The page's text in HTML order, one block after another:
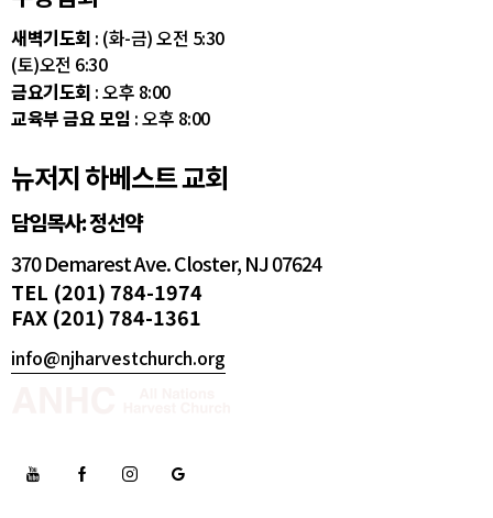
새벽기도회 : (화-금) 오전 5:30
(토)오전 6:30
금요기도회 : 오후 8:00
교육부 금요 모임 : 오후 8:00
뉴저지 하베스트 교회
담임목사: 정선약
370 Demarest Ave. Closter, NJ 07624
TEL (201) 784-1974
FAX (201) 784-1361
info@njharvestchurch.org